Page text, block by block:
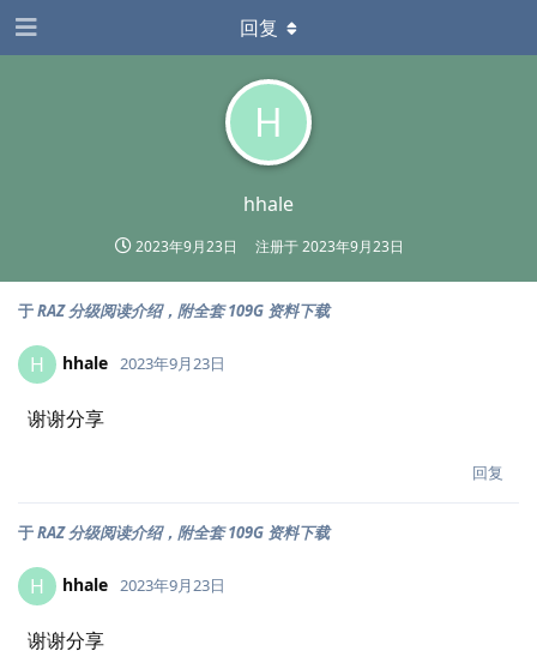
H
hhale
2023年9月23日 注册于2023年9月23日
回复
于RAZ 分级阅读介绍，附全套 109G 资料下载
H hhale 2023年9月23日
谢谢分享
回复
于RAZ 分级阅读介绍，附全套 109G 资料下载
H hhale 2023年9月23日
谢谢分享